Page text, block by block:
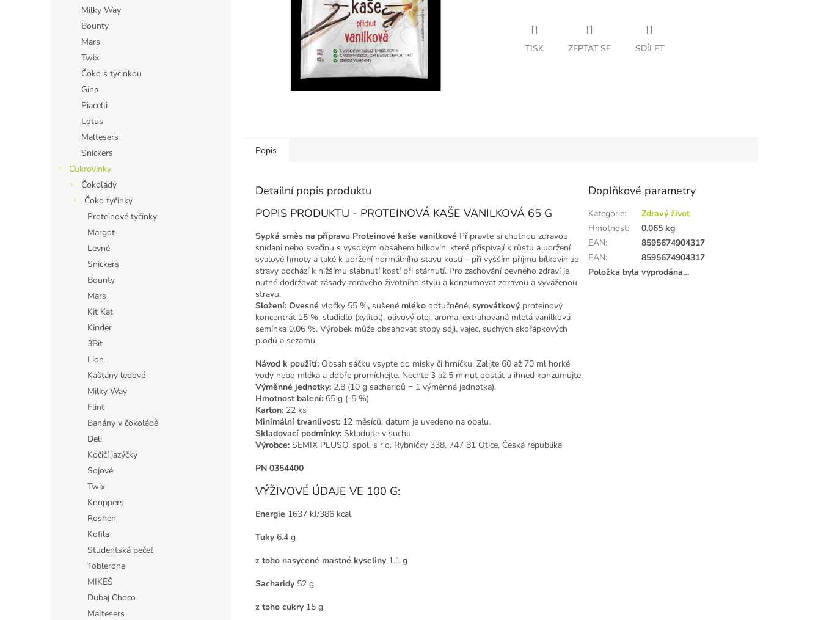
Milky Way
Bounty
Mars
Twix
Čoko s tyčinkou
Gina
Piacelli
Lotus
Maltesers
Snickers
Cukrovinky
Čokolády
Čoko tyčinky
Proteinové tyčinky
Margot
Levné
Snickers
Bounty
Mars
Kit Kat
Kinder
3Bit
Lion
Kaštany ledové
Milky Way
Flint
Banány v čokoládě
Deli
Kočičí jazýčky
Sojové
Twix
Knoppers
Roshen
Kofila
Studentská pečeť
Toblerone
MIKEŠ
Dubaj Choco
Maltesers
TISK ZEPTAT SE SDÍLET
Popis
Detailní popis produktu
POPIS PRODUKTU - PROTEINOVÁ KAŠE VANILKOVÁ 65 G
Sypká směs na přípravu Proteinové kaše vanilkové Připravte si chutnou zdravou
snídani nebo svačinu s vysokým obsahem bílkovin, které přispívají k růstu a udržení
svalové hmoty a také k udržení normálního stavu kostí – při vyšším příjmu bílkovin ze
stravy dochází k nižšímu slábnutí kostí při stárnutí. Pro zachování pevného zdraví je
nutné dodržovat zásady zdravého životního stylu a konzumovat zdravou a vyváženou
stravu.
Složení: Ovesné vločky 55 %, sušené mléko odtučněné, syrovátkový proteinový
koncentrát 15 %, sladidlo (xylitol), olivový olej, aroma, extrahovaná mletá vanilková
semínka 0,06 %. Výrobek může obsahovat stopy sóji, vajec, suchých skořápkových
plodů a sezamu.
Návod k použití: Obsah sáčku vsypte do misky či hrníčku. Zalijte 60 až 70 ml horké
vody nebo mléka a dobře promíchejte. Nechte 3 až 5 minut odstát a ihned konzumujte.
Výměnné jednotky: 2,8 (10 g sacharidů = 1 výměnná jednotka).
Hmotnost balení: 65 g (-5 %)
Karton: 22 ks
Minimální trvanlivost: 12 měsíců, datum je uvedeno na obalu.
Skladovací podmínky: Skladujte v suchu.
Výrobce: SEMIX PLUSO, spol. s r.o. Rybníčky 338, 747 81 Otice, Česká republika
PN 0354400
VÝŽIVOVÉ ÚDAJE VE 100 G:
Energie 1637 kJ/386 kcal
Tuky 6.4 g
z toho nasycené mastné kyseliny 1.1 g
Sacharidy 52 g
z toho cukry 15 g
Doplňkové parametry
Kategorie:
Zdravý život
Hmotnost:
0.065 kg
EAN:
8595674904317
EAN:
8595674904317
Položka byla vyprodána…